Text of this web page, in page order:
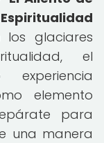
glaciares
el
elemento
para
una manera